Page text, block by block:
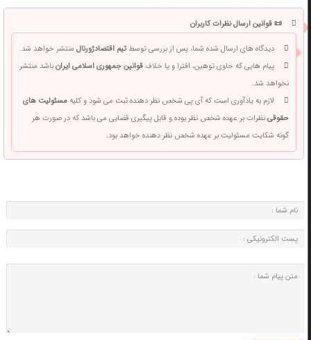
📜 قوانین ارسال نظرات کاربران
دیدگاه های ارسال شده شما، پس از بررسی توسطتیم اقتصادژورنالمنتشر خواهد شد.
پیام هایی که حاوی توهین، افترا و یا خلافقوانین جمهوری اسلامی ایرانباشد منتشر
نخواهد شد.
لازم به یادآوری است که آی پی شخص نظر دهنده ثبت می شود و کلیهمسئولیت های
حقوقینظرات بر عهده شخص نظر بوده و قابل پیگیری قضایی می باشد که در صورت هر
گونه شکایت مسئولیت بر عهده شخص نظر دهنده خواهد بود.